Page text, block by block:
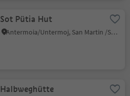
Sot Pütia Hut
Antermoia/Untermoj, San Martin /San Martino, Dolomites Region Kronplatz/Plan de Corones
Halbweghütte